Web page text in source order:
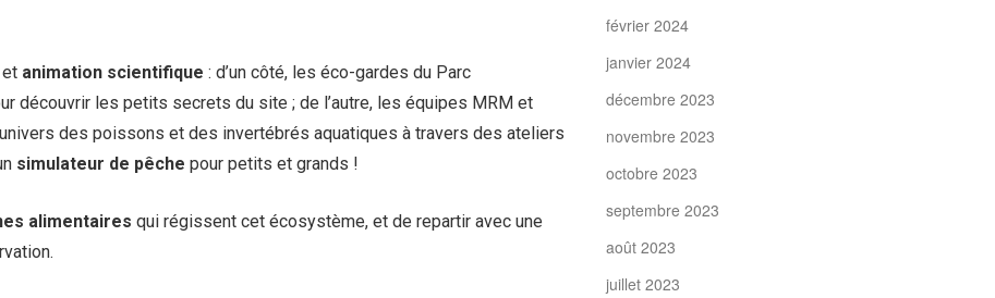
et animation scientifique : d’un côté, les éco-gardes du Parc
découvrir les petits secrets du site ; de l’autre, les équipes MRM et
des poissons et des invertébrés aquatiques à travers des ateliers
simulateur de pêche pour petits et grands !
alimentaires qui régissent cet écosystème, et de repartir avec une
février 2024
janvier 2024
décembre 2023
novembre 2023
octobre 2023
septembre 2023
août 2023
juillet 2023